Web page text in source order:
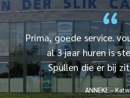
“
Prima, goede service.
al 3 jaar huren is
Spullen die er bij
ANNEKE–